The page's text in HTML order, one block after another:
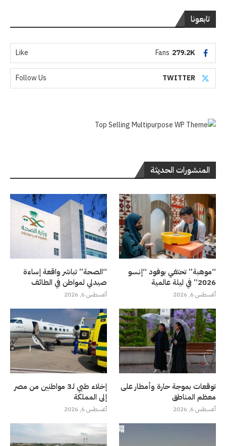
تابعونا
279.2K
Fans
Like
TWITTER
Follow Us
المنشورات الحديثة
“موهبة” تحتفي بوفود “إنسو
2026” في ليلة عالمية
أغسطس 6, 2026
“الصحة” تباشر واقعة إساءة
صيدلي لمواطن في الطائف
أغسطس 6, 2026
توقعات بموجة حارة وأمطار على
معظم المناطق
أغسطس 6, 2026
إخلاء طبي لـ3 مواطنين من مصر
إلى المملكة
أغسطس 6, 2026